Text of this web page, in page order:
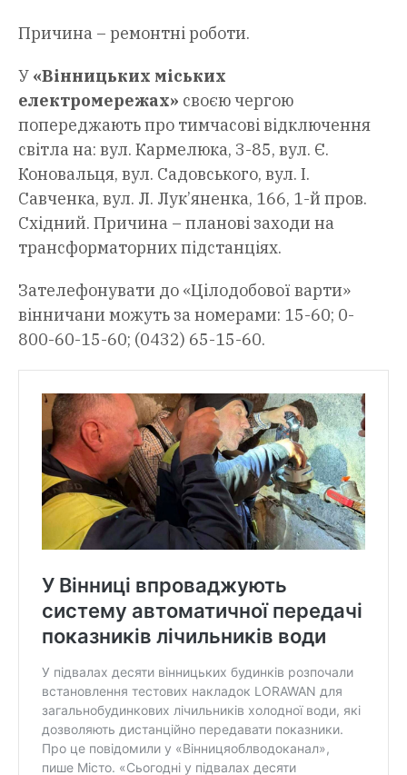
Причина – ремонтні роботи.
У «Вінницьких міських
електромережах» своєю чергою
попереджають про тимчасові відключення
світла на: вул. Кармелюка, 3-85, вул. Є.
Коновальця, вул. Садовського, вул. І.
Савченка, вул. Л. Лук’яненка, 166, 1-й пров.
Східний. Причина – планові заходи на
трансформаторних підстанціях.
Зателефонувати до «Цілодобової варти»
вінничани можуть за номерами: 15-60; 0-
800-60-15-60; (0432) 65-15-60.